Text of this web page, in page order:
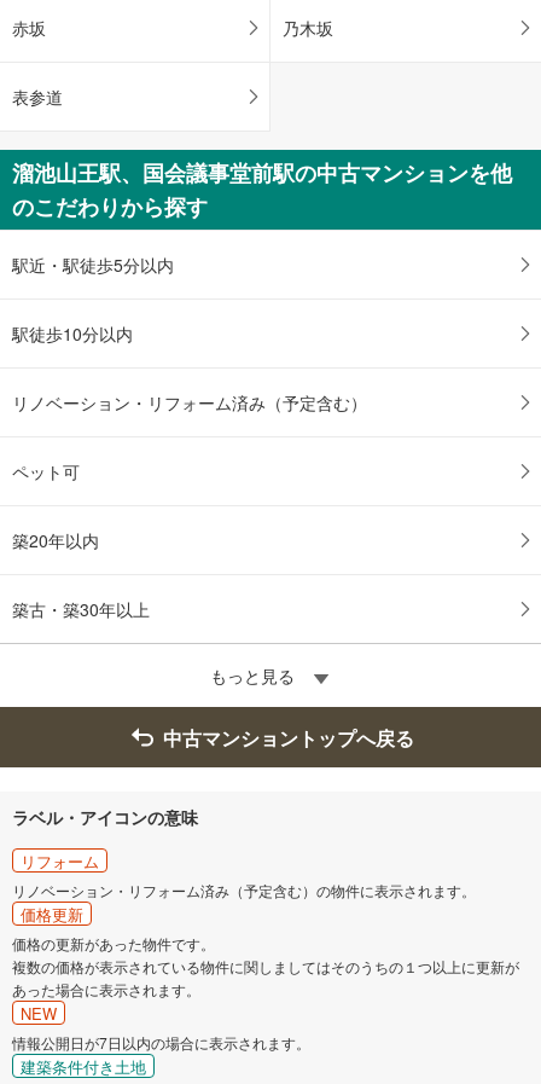
赤坂 乃木坂
表参道
溜池山王駅、国会議事堂前駅の中古マンションを他
のこだわりから探す
駅近・駅徒歩5分以内
駅徒歩10分以内
リノベーション・リフォーム済み（予定含む）
ペット可
築20年以内
築古・築30年以上
もっと見る
中古マンショントップへ戻る
ラベル・アイコンの意味
リフォーム
リノベーション・リフォーム済み（予定含む）の物件に表示されます。
価格更新
価格の更新があった物件です。
複数の価格が表示されている物件に関しましてはそのうちの１つ以上に更新が
あった場合に表示されます。
NEW
情報公開日が7日以内の場合に表示されます。
建築条件付き土地